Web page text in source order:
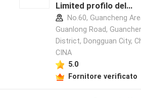
Limited profilo del
produttore
No.60, Guancheng
Guanlong Road,
District, Dongguan City,
CINA
5.0
Fornitore verificato